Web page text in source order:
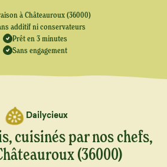
à Châteauroux (36000)
additif ni conservateurs
Prêt en 3 minutes
Sans engagement
Dailycieux
cuisinés par nos chefs,
(36000)